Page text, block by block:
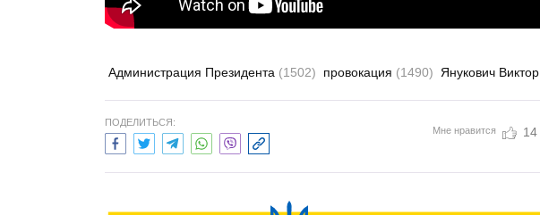
Администрация Президента (1502) провокация (1490) Янукович Виктор
ПОДЕЛИТЬСЯ:
Мне нравится 14